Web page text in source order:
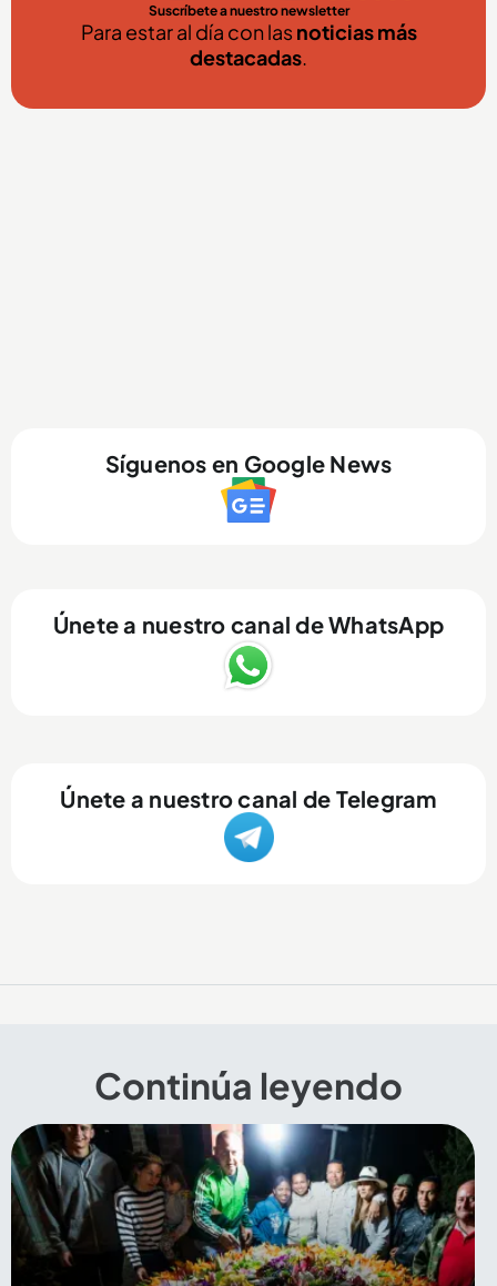
Suscríbete a nuestro newsletter
Para estar al día con lasnoticias más
destacadas
Síguenos en Google News
Únete a nuestro canal de WhatsApp
Únete a nuestro canal de Telegram
Continúa leyendo